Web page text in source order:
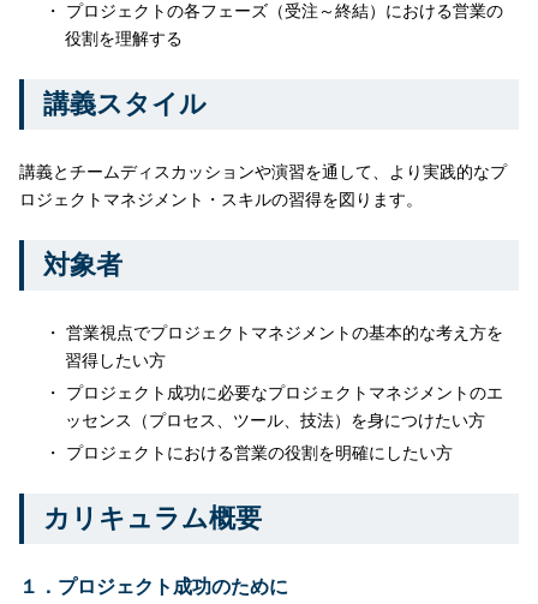
プロジェクトの各フェーズ（受注～終結）における営業の
役割を理解する
講義スタイル
講義とチームディスカッションや演習を通して、より実践的なプ
ロジェクトマネジメント・スキルの習得を図ります。
対象者
営業視点でプロジェクトマネジメントの基本的な考え方を
習得したい方
プロジェクト成功に必要なプロジェクトマネジメントのエ
ッセンス（プロセス、ツール、技法）を身につけたい方
プロジェクトにおける営業の役割を明確にしたい方
カリキュラム概要
１．プロジェクト成功のために